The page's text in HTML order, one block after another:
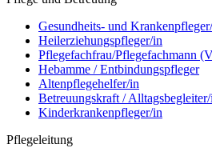
Gesundheits- und
Heilerziehungspfleger/in
Pflegefachfrau/Pflegefachmann
Hebamme / Entbindungspfleger
Altenpflegehelfer/in
Betreuungskraft /
Kinderkrankenpfleger/in
Pflegeleitung